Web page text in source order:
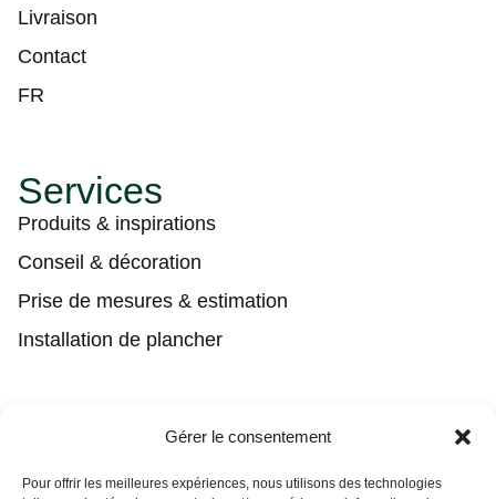
Gérer le consentement
Pour offrir les meilleures expériences, nous utilisons des technologies
Livraison
Contact
FR
Services
Produits & inspirations
Conseil & décoration
Prise de mesures & estimation
Installation de plancher